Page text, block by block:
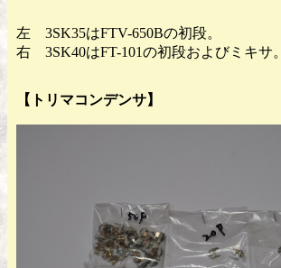
左 3SK35はFTV-650Bの初段。
右 3SK40はFT-101の初段およびミキサ。
【トリマコンデンサ】